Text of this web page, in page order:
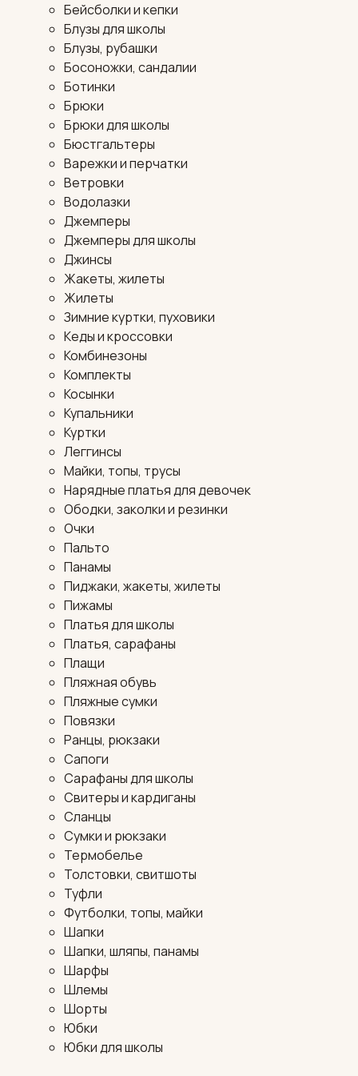
Бейсболки и кепки
Блузы для школы
Блузы, рубашки
Босоножки, сандалии
Ботинки
Брюки
Брюки для школы
Бюстгальтеры
Варежки и перчатки
Ветровки
Водолазки
Джемперы
Джемперы для школы
Джинсы
Жакеты, жилеты
Жилеты
Зимние куртки, пуховики
Кеды и кроссовки
Комбинезоны
Комплекты
Косынки
Купальники
Куртки
Леггинсы
Майки, топы, трусы
Нарядные платья для девочек
Ободки, заколки и резинки
Очки
Пальто
Панамы
Пиджаки, жакеты, жилеты
Пижамы
Платья для школы
Платья, сарафаны
Плащи
Пляжная обувь
Пляжные сумки
Повязки
Ранцы, рюкзаки
Сапоги
Сарафаны для школы
Свитеры и кардиганы
Сланцы
Сумки и рюкзаки
Термобелье
Толстовки, свитшоты
Туфли
Футболки, топы, майки
Шапки
Шапки, шляпы, панамы
Шарфы
Шлемы
Шорты
Юбки
Юбки для школы